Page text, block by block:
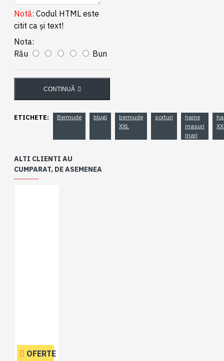
Notă: Codul HTML este
citit ca şi text!
Nota:
Rău
Bun
CONTINUĂ
ETICHETE: Bermude blugi
bermude
XXL
sorturi
haine
masuri
mari
ALTI CLIENTI AU
CUMPARAT, DE ASEMENEA
OFERTE